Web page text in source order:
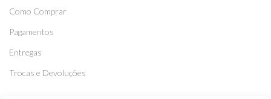
Como Comprar
Pagamentos
Entregas
Trocas e Devoluções